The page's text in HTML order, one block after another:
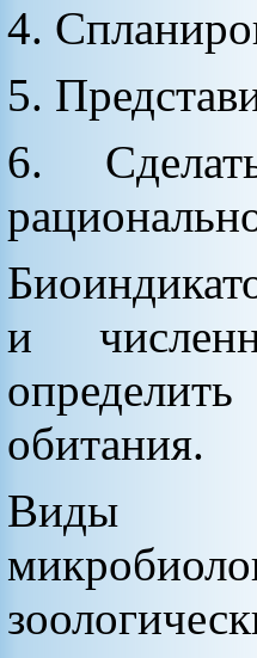
4.
5.
6.
и
обитания.
Виды